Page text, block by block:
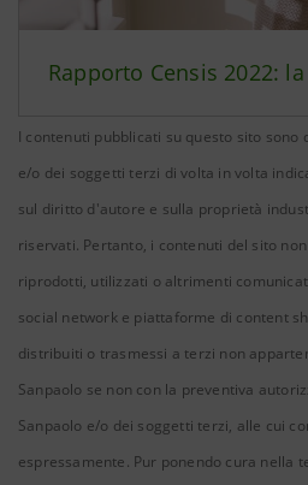
Rapporto Censis 2022:
I contenuti pubblicati su questo sito sono
e/o dei soggetti terzi di volta in volta
sul diritto d'autore e sulla proprietà
riservati. Pertanto, i contenuti del sito
riprodotti, utilizzati o altrimenti
social network e piattaforme di content
distribuiti o trasmessi a terzi non
Sanpaolo se non con la preventiva
Sanpaolo e/o dei soggetti terzi, alle cui
espressamente. Pur ponendo cura nella